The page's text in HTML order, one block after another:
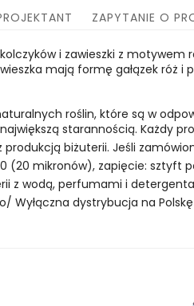
ZAPYTANIE O
i zawieszki z
mają formę gałązek róż
roślin, które są w
starannością. Każdy
produkcją biżuterii. Jeśli
(20 mikronów), zapięcie: sztyft
z wodą, perfumami i
Wyłączna dystrybucja na